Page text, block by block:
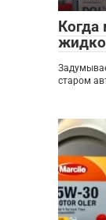
Когда
старом